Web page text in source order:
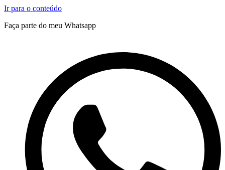
Ir para o conteúdo
Faça parte do meu Whatsapp